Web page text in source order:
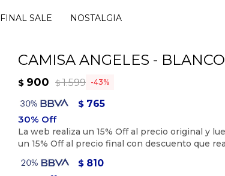
FINAL SALE NOSTALGIA
CAMISA ANGELES - BLANCO
$ 900 $1.599 43
$ 765
$ 810